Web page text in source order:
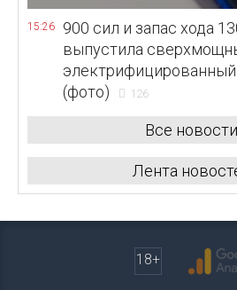
15:26
900 сил и запас хода
выпустила
(фото)
126
Все новости
Лента
18+